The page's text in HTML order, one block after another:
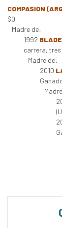
COMPASION
$0
Madre de:
1992
carrera, tres
Madre de:
2010